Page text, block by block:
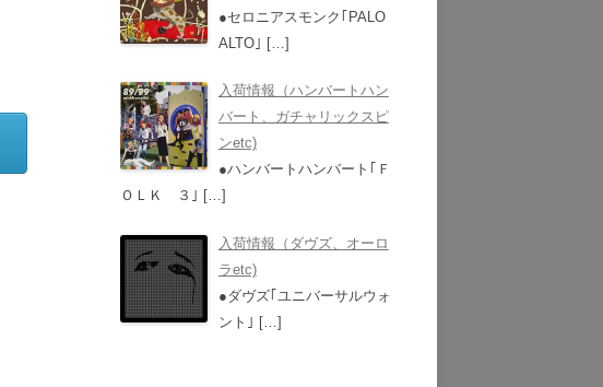
●セロニアスモンク｢PALO
ALTO｣ […]
入荷情報（ハンバートハン
バート、ガチャリックスピ
ンetc)
●ハンバートハンバート｢Ｆ
ＯＬＫ ３｣ […]
入荷情報（ダヴズ、オーロ
ラetc)
●ダヴズ｢ユニバーサルウォ
ント｣ […]